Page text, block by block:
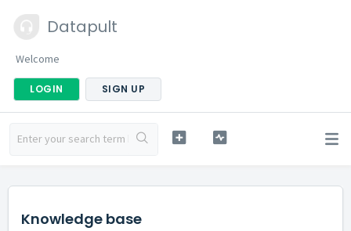
Datapult
Welcome
LOGIN SIGN UP
Knowledge base